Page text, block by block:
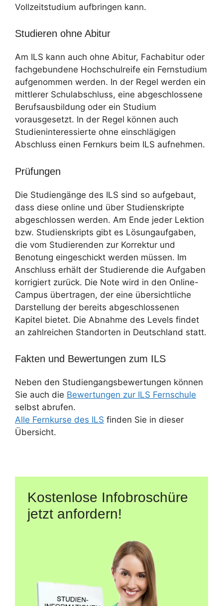
Vollzeitstudium aufbringen kann.
Studieren ohne Abitur
Am ILS kann auch ohne Abitur, Fachabitur oder
fachgebundene Hochschulreife ein Fernstudium
aufgenommen werden. In der Regel werden ein
mittlerer Schulabschluss, eine abgeschlossene
Berufsausbildung oder ein Studium
vorausgesetzt. In der Regel können auch
Studieninteressierte ohne einschlägigen
Abschluss einen Fernkurs beim ILS aufnehmen.
Prüfungen
Die Studiengänge des ILS sind so aufgebaut,
dass diese online und über Studienskripte
abgeschlossen werden. Am Ende jeder Lektion
bzw. Studienskripts gibt es Lösungaufgaben,
die vom Studierenden zur Korrektur und
Benotung eingeschickt werden müssen. Im
Anschluss erhält der Studierende die Aufgaben
korrigiert zurück. Die Note wird in den Online-
Campus übertragen, der eine übersichtliche
Darstellung der bereits abgeschlossenen
Kapitel bietet. Die Abnahme des Levels findet
an zahlreichen Standorten in Deutschland statt.
Fakten und Bewertungen zum ILS
Neben den Studiengangsbewertungen können
Sie auch die Bewertungen zur ILS Fernschule
selbst abrufen.
Alle Fernkurse des ILS finden Sie in dieser
Übersicht.
Kostenlose Infobroschüre
jetzt anfordern!